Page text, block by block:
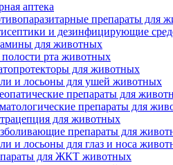
аптека
препараты для
и дезинфицирующие
для животных
рта животных
для животных
и лосьоны для ушей животных
препараты для
препараты для
для животных
препараты для
и лосьоны для глаз и носа
для ЖКТ животных